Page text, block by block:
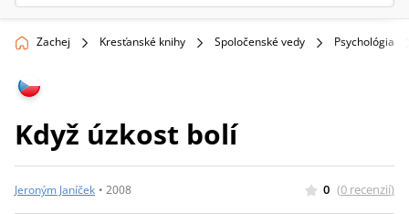
Zachej Kresťanské knihy Spoločenské vedy Psychológia
Když úzkost bolí
Jeroným Janíček • 2008 0 (0 recenzií)